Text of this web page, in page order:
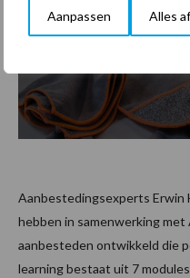
Aanpassen Alles
Aanbestedingsexperts Erwin
hebben in samenwerking
aanbesteden ontwikkeld die
learning bestaat uit 7